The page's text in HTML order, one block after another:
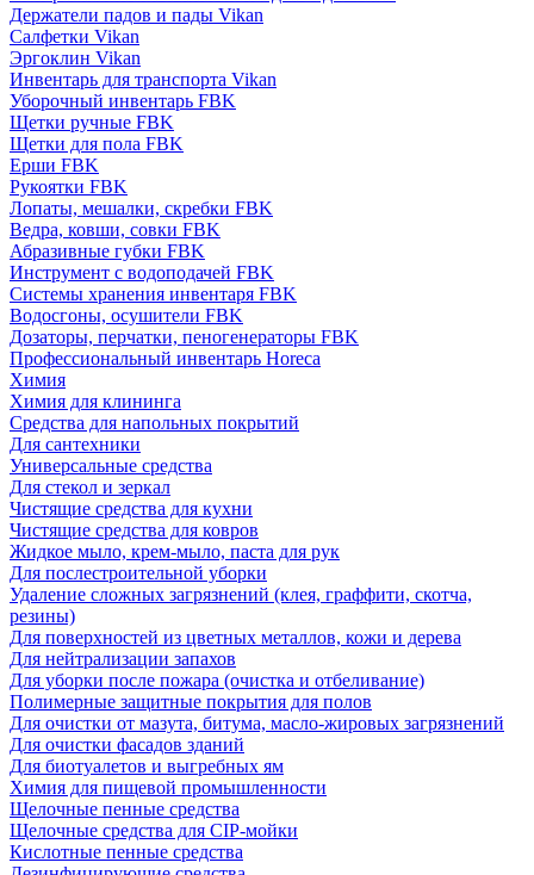
Держатели падов и пады Vikan
Салфетки Vikan
Эргоклин Vikan
Инвентарь для транспорта Vikan
Уборочный инвентарь FBK
Щетки ручные FBK
Щетки для пола FBK
Ерши FBK
Рукоятки FBK
Лопаты, мешалки, скребки FBK
Ведра, ковши, совки FBK
Абразивные губки FBK
Инструмент с водоподачей FBK
Системы хранения инвентаря FBK
Водосгоны, осушители FBK
Дозаторы, перчатки, пеногенераторы FBK
Профессиональный инвентарь Horeca
Химия
Химия для клининга
Средства для напольных покрытий
Для сантехники
Универсальные средства
Для стекол и зеркал
Чистящие средства для кухни
Чистящие средства для ковров
Жидкое мыло, крем-мыло, паста для рук
Для послестроительной уборки
Удаление сложных загрязнений (клея, граффити, скотча,
резины)
Для поверхностей из цветных металлов, кожи и дерева
Для нейтрализации запахов
Для уборки после пожара (очистка и отбеливание)
Полимерные защитные покрытия для полов
Для очистки от мазута, битума, масло-жировых загрязнений
Для очистки фасадов зданий
Для биотуалетов и выгребных ям
Химия для пищевой промышленности
Щелочные пенные средства
Щелочные средства для CIP-мойки
Кислотные пенные средства